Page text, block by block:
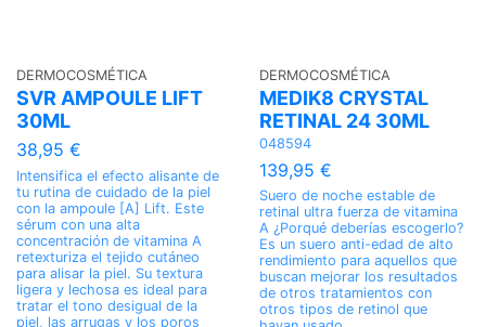
DERMOCOSMÉTICA
SVR AMPOULE LIFT
30ML
38,95 €
Intensifica el efecto alisante de
tu rutina de cuidado de la piel
con la ampoule [A] Lift. Este
sérum con una alta
concentración de vitamina A
retexturiza el tejido cutáneo
para alisar la piel. Su textura
ligera y lechosa es ideal para
tratar el tono desigual de la
piel, las arrugas y los poros
DERMOCOSMÉTICA
MEDIK8 CRYSTAL
RETINAL 24 30ML
048594
139,95 €
Suero de noche estable de
retinal ultra fuerza de vitamina
A ¿Porqué deberías escogerlo?
Es un suero anti-edad de alto
rendimiento para aquellos que
buscan mejorar los resultados
de otros tratamientos con
otros tipos de retinol que